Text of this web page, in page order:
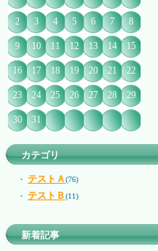
2 3 4 5 6 7 8
9 10 11 12 13 14 15
16 17 18 19 20 21 22
23 24 25 26 27 28 29
30 31
カテゴリ
・ テストＡ(76)
・ テストＢ(11)
新着記事